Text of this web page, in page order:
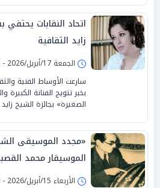
اتحاد النقابات يحتفي
زايد الثقافية
الجمعة 17/أبريل/2026 - 05:38 م
سارعت الأوساط الفنية
بخبر تتويج الفنانة الكبيرة
الصغيرة» بجائزة الشيخ
«مجدد الموسيقى
الموسيقار محمد
الأربعاء 15/أبريل/2026 - 12:30 ص